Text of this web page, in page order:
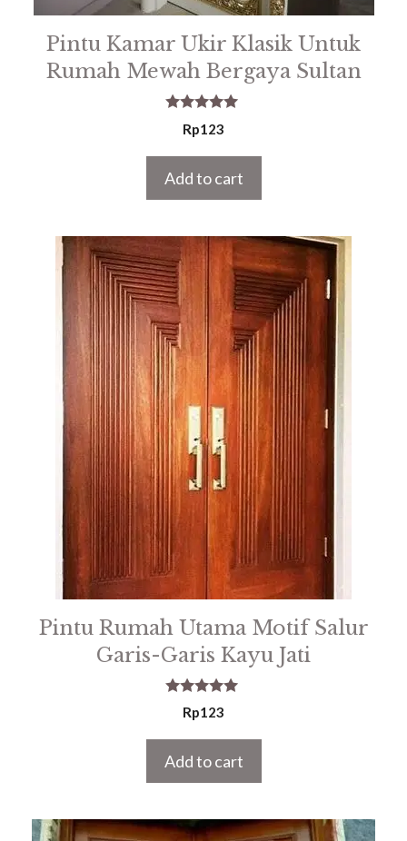
Pintu Kamar Ukir Klasik Untuk
Rumah Mewah Bergaya Sultan
5.00
out of 5
Rp123
Add to cart
Pintu Rumah Utama Motif Salur
Garis-Garis Kayu Jati
5.00
out of 5
Rp123
Add to cart